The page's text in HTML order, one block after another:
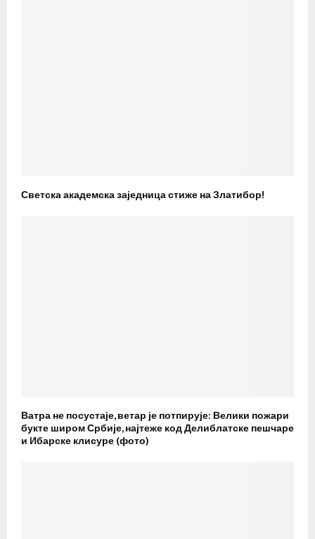
Светска академска заједница стиже на Златибор!
Ватра не посустаје, ветар је потпирује: Велики пожари
букте широм Србије, најтеже код Делиблатске пешчаре
и Ибарске клисуре (фото)